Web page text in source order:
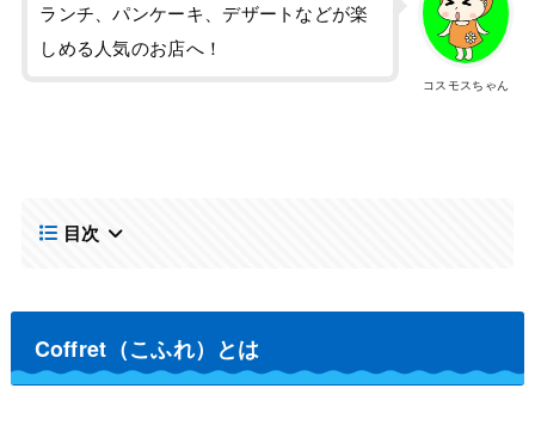
コスモスちゃん
ランチ、パンケーキ、デザートなどが楽
しめる人気のお店へ！
目次
Coffret（こふれ）とは